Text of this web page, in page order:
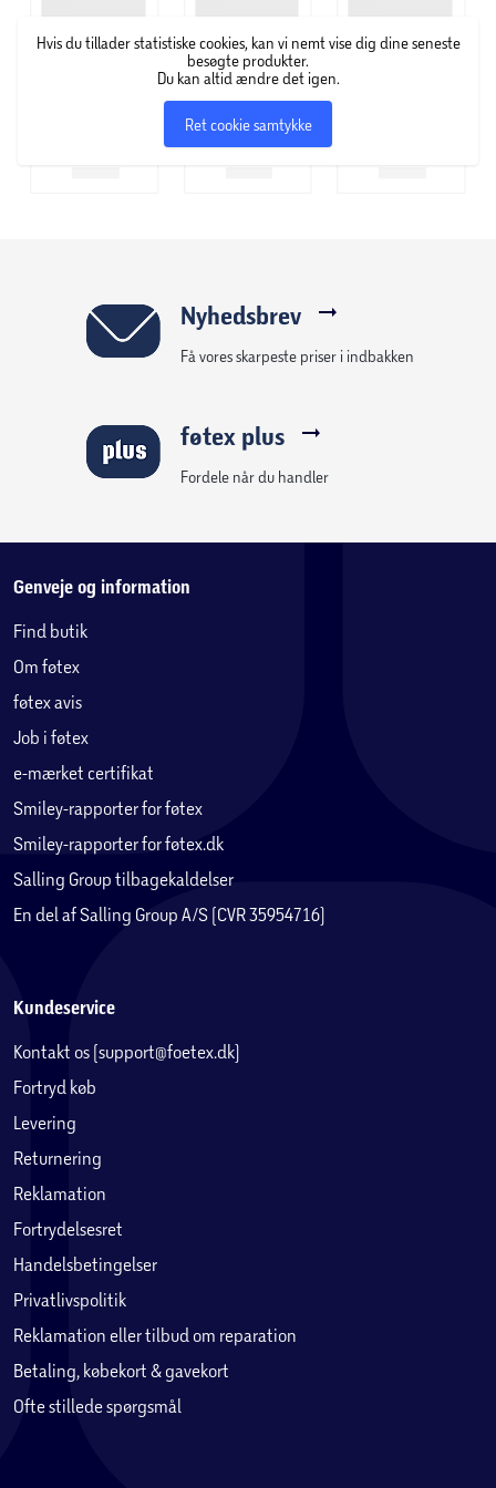
Akustiske egenskaber
Hvis du tillader statistiske cookies, kan vi nemt vise dig dine seneste
besøgte produkter.
Du kan altid ændre det igen.
Ret cookie samtykke
Nyhedsbrev
Få vores skarpeste priser i indbakken
føtex plus
Fordele når du handler
Genveje og information
Find butik
Om føtex
føtex avis
Job i føtex
e-mærket certifikat
Smiley-rapporter for føtex
Smiley-rapporter for føtex.dk
Salling Group tilbagekaldelser
En del af Salling Group A/S (CVR 35954716)
Kundeservice
Kontakt os (support@foetex.dk)
Fortryd køb
Levering
Returnering
Reklamation
Fortrydelsesret
Handelsbetingelser
Privatlivspolitik
Reklamation eller tilbud om reparation
Betaling, købekort & gavekort
Ofte stillede spørgsmål